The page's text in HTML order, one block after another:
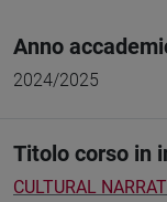
Anno
2024/2025
Titolo corso in
CULTURAL